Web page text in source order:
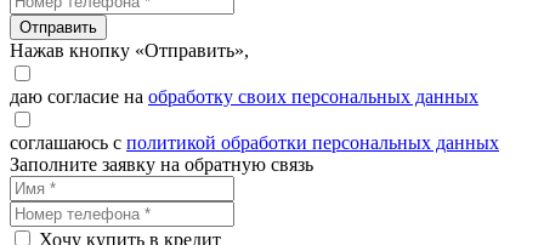
Отправить
Нажав кнопку «Отправить»,
даю согласие на обработку своих персональных данных
соглашаюсь с политикой обработки персональных данных
Заполните заявку на обратную связь
Хочу купить в кредит